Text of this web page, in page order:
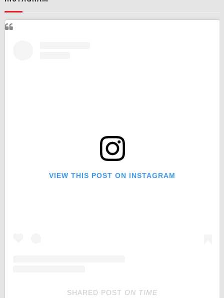
VIEW THIS POST ON INSTAGRAM
SHARED POST ON TIME